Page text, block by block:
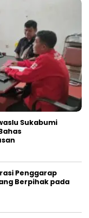
Sukabumi
Penggarap
Berpihak pada